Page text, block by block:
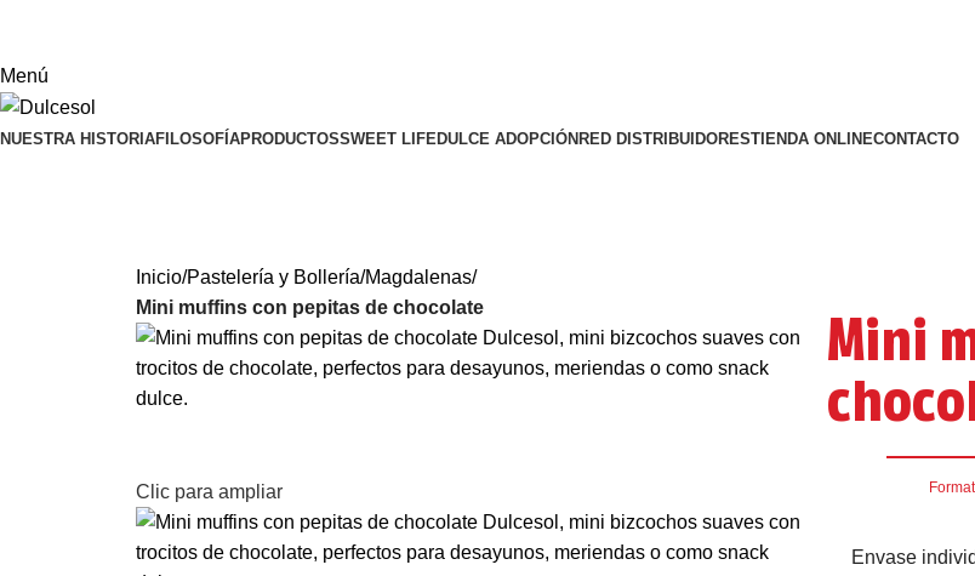
Menú
NUESTRA HISTORIAFILOSOFÍAPRODUCTOSSWEET LIFEDULCE ADOPCIÓN RED DISTRIBUIDORESTIENDA ONLINECONTACTO
Inicio Pastelería y Bollería Magdalenas
Mini muffins con pepitas de chocolate
Clic para ampliar
Mini
Envase